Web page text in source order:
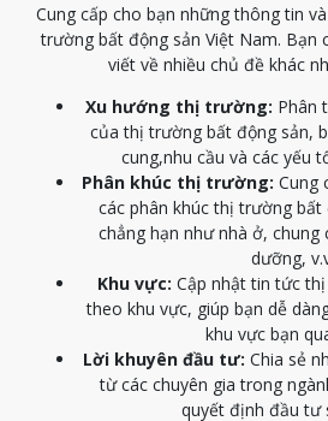
Cung cấp cho bạn những thông tin
trường bất động sản Việt Nam. Bạn
viết về nhiều chủ đề khác
Xu hướng thị trường: Phân
của thị trường bất động sản,
cung,nhu cầu và các yếu
Phân khúc thị trường: Cung
các phân khúc thị trường bất
chẳng hạn như nhà ở,
dưỡng,
Khu vực: Cập nhật tin tức
theo khu vực, giúp bạn dễ
khu vực bạn
Lời khuyên đầu tư: Chia sẻ
từ các chuyên gia trong
quyết định đầu tư